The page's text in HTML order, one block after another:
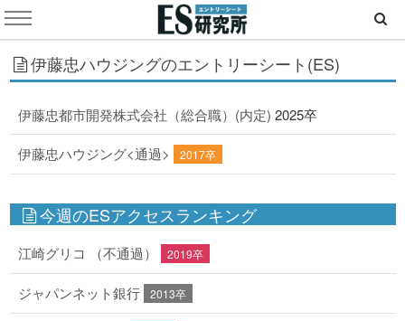
伊藤忠ハウジングのエントリーシート(ES)
伊藤忠都市開発株式会社（総合職）(内定) 2025卒
伊藤忠ハウジング<通過> 2017卒
今週のESアクセスランキング
江崎グリコ （不通過） 2019卒
ジャパンネット銀行 2013卒